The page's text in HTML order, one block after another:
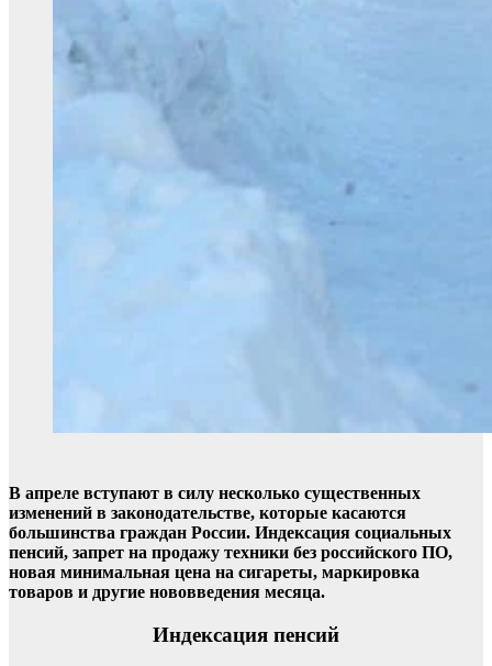
В апреле вступают в силу несколько существенных
изменений в законодательстве, которые касаются
большинства граждан России. Индексация социальных
пенсий, запрет на продажу техники без российского ПО,
новая минимальная цена на сигареты, маркировка
товаров и другие нововведения месяца.
Индексация пенсий